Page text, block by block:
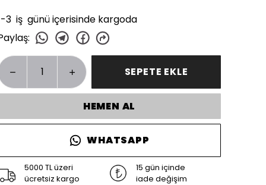
3 iş günü içerisinde kargoda
:
SEPETE EKLE
HEMEN AL
WHATSAPP
5000 TL üzeri
ücretsiz kargo
15 gün içinde
iade değişim